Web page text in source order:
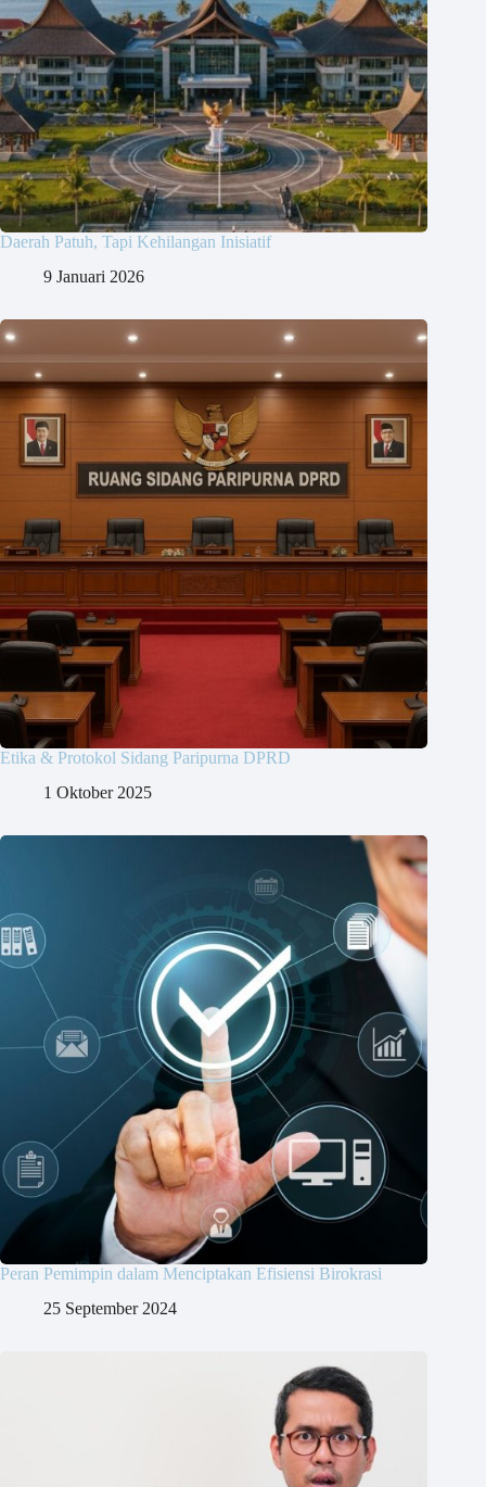
Daerah Patuh, Tapi Kehilangan Inisiatif
9 Januari 2026
Etika & Protokol Sidang Paripurna DPRD
1 Oktober 2025
Peran Pemimpin dalam Menciptakan Efisiensi Birokrasi
25 September 2024